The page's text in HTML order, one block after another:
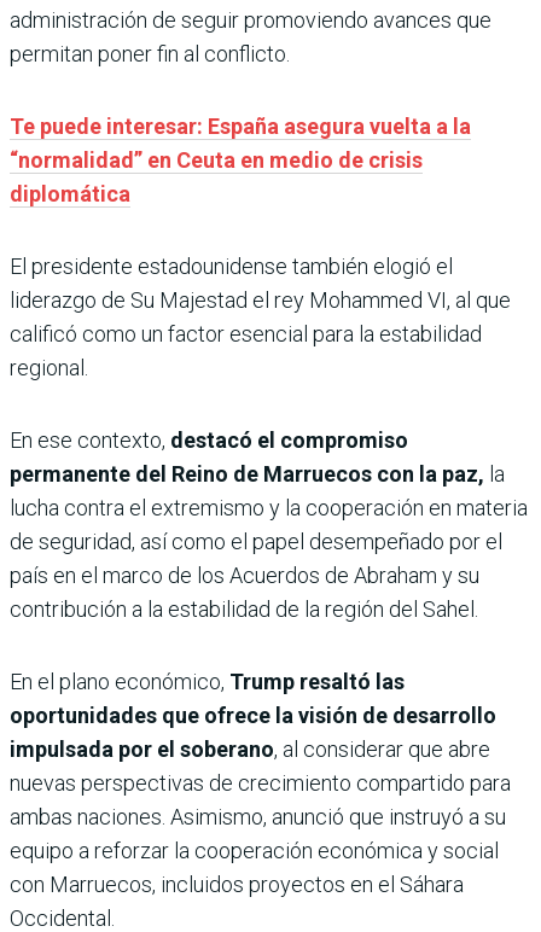
administración de seguir promoviendo avances que
permitan poner fin al conflicto.
Te puede interesar: España asegura vuelta a la
“normalidad” en Ceuta en medio de crisis
diplomática
El presidente estadounidense también elogió el
liderazgo de Su Majestad el rey Mohammed VI, al que
calificó como un factor esencial para la estabilidad
regional.
En ese contexto, destacó el compromiso
permanente del Reino de Marruecos con la paz, la
lucha contra el extremismo y la cooperación en materia
de seguridad, así como el papel desempeñado por el
país en el marco de los Acuerdos de Abraham y su
contribución a la estabilidad de la región del Sahel.
En el plano económico, Trump resaltó las
oportunidades que ofrece la visión de desarrollo
impulsada por el soberano, al considerar que abre
nuevas perspectivas de crecimiento compartido para
ambas naciones. Asimismo, anunció que instruyó a su
equipo a reforzar la cooperación económica y social
con Marruecos, incluidos proyectos en el Sáhara
Occidental.